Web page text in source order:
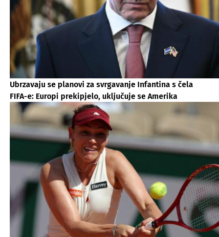
Ubrzavaju se planovi za svrgavanje Infantina s čela
FIFA-e: Europi prekipjelo, uključuje se Amerika